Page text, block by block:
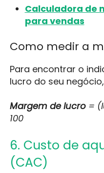
Calculadora de
para vendas
Como medir a
Para encontrar o
lucro do seu
Margem de lucro =
100
6. Custo de
(CAC)